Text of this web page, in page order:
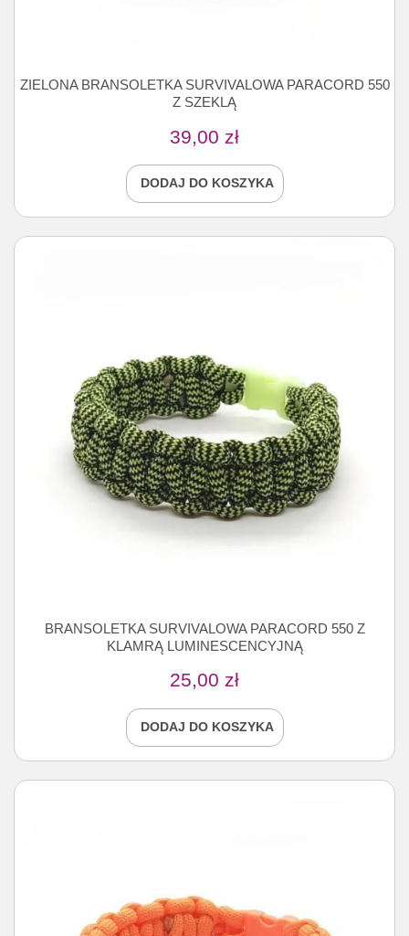
ZIELONA BRANSOLETKA SURVIVALOWA PARACORD 550
Z SZEKLĄ
39,00 zł
DODAJ DO KOSZYKA
BRANSOLETKA SURVIVALOWA PARACORD 550 Z
KLAMRĄ LUMINESCENCYJNĄ
25,00 zł
DODAJ DO KOSZYKA